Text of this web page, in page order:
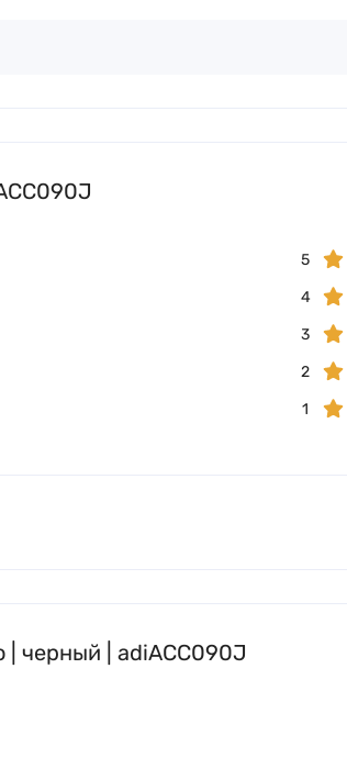
5
4
3
2
1
| черный | adiACC090J